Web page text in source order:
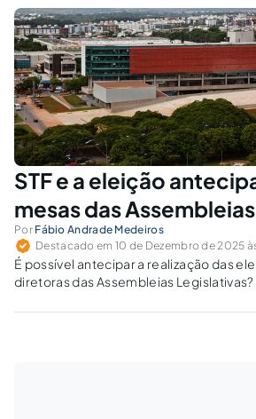
STF e a eleição
mesas das Assembleias
Por Fábio Andrade Medeiros
Destacado em 10 de Dezembro de 2025 às
É possível antecipar a realização das
diretoras das Assembleias Legislativas?